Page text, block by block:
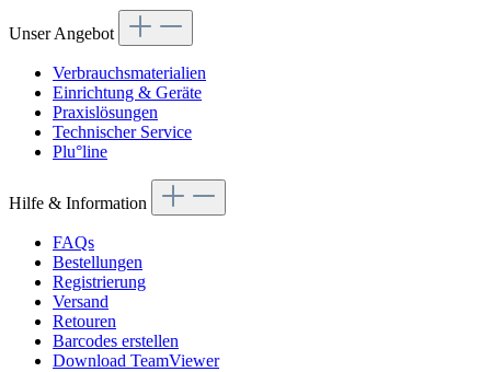
Unser Angebot
Verbrauchsmaterialien
Einrichtung & Geräte
Praxislösungen
Technischer Service
Plu°line
Hilfe & Information
FAQs
Bestellungen
Registrierung
Versand
Retouren
Barcodes erstellen
Download TeamViewer